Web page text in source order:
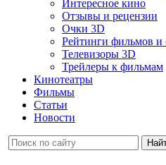
Интересное кино
Отзывы и рецензии
Очки 3D
Рейтинги фильмов и
Телевизоры 3D
Трейлеры к фильмам
Кинотеатры
Фильмы
Статьи
Новости